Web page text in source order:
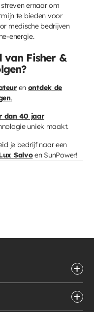
ernaar om
te bieden voor
medische bedrijven
energie.
Fisher &
en ontdek de
.
dan 40 jaar
uniek maakt.
je bedrijf naar een
Salvoen SunPower!